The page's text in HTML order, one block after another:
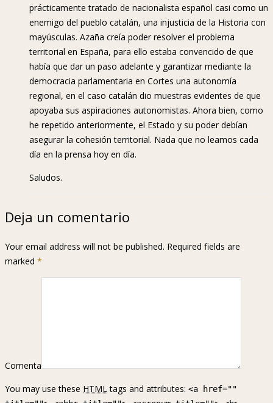
prácticamente tratado de nacionalista español casi como un
enemigo del pueblo catalán, una injusticia de la Historia con
mayúsculas. Azaña creía poder resolver el problema
territorial en España, para ello estaba convencido de que
había que dar un paso adelante y garantizar mediante la
democracia parlamentaria en Cortes una autonomía
regional, en el caso catalán dio muestras evidentes de que
apoyaba sus aspiraciones autonomistas. Ahora bien, como
he repetido anteriormente, el Estado y su poder debían
asegurar la cohesión territorial. Nada que no leamos cada
día en la prensa hoy en día.
Saludos.
Deja un comentario
Your email address will not be published. Required fields are
marked *
Comenta
You may use these HTMLtags and attributes: <a href=""